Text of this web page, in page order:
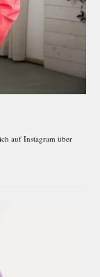
auf Instagram über